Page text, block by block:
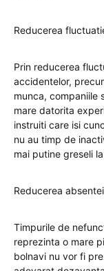
Reducerea
Prin reducerea
accidentelor,
munca, companiile
mare datorita
instruiti care isi
nu au timp de
mai putine greseli
Reducerea
Timpurile de
reprezinta o mare
bolnavi nu vor fi